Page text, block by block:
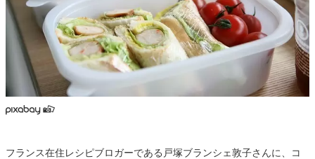
フランス在住レシピブロガーである戸塚ブランシェ敦子さんに、コ